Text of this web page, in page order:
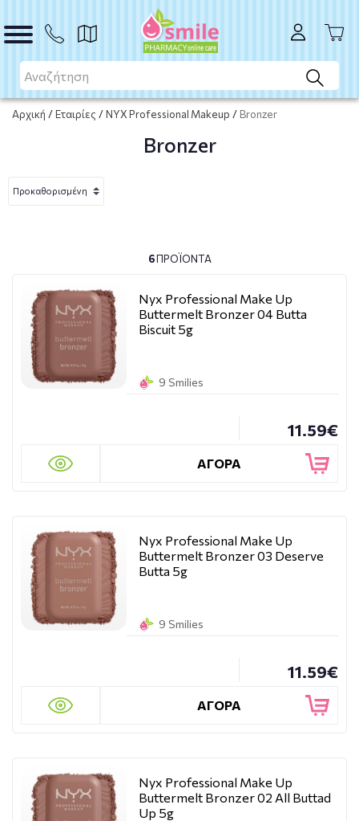
Αρχική /Εταιρίες /NYX Professional Makeup / Bronzer
Bronzer
6ΠΡΟΪΌΝΤΑ
Nyx Professional Make Up
Buttermelt Bronzer 04 Butta
Biscuit 5g
9 Smilies
11.59€
ΑΓΟΡΑ
Nyx Professional Make Up
Buttermelt Bronzer 03 Deserve
Butta 5g
9 Smilies
11.59€
ΑΓΟΡΑ
Nyx Professional Make Up
Buttermelt Bronzer 02 All Buttad
Up 5g